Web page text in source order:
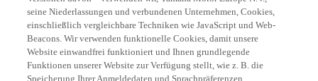
seine Niederlassungen und verbundenen Unternehmen, Cookies,
einschließlich vergleichbare Techniken wie JavaScript und Web-
Beacons. Wir verwenden funktionelle Cookies, damit unsere
Website einwandfrei funktioniert und Ihnen grundlegende
Funktionen unserer Website zur Verfügung stellt, wie z. B. die
Speicherung Ihrer Anmeldedaten und Sprachpräferenzen.